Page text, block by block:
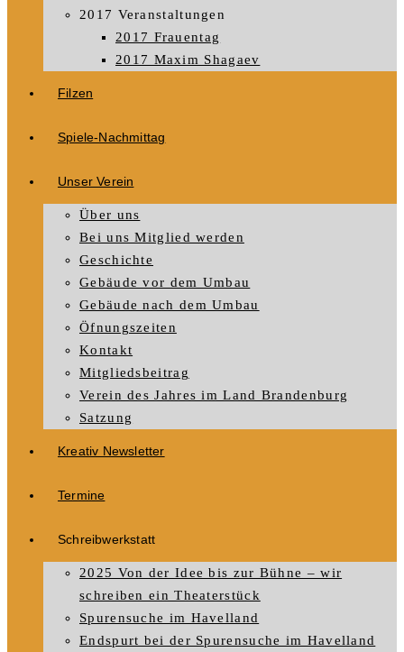
2017 Veranstaltungen
2017 Frauentag
2017 Maxim Shagaev
Filzen
Spiele-Nachmittag
Unser Verein
Über uns
Bei uns Mitglied werden
Geschichte
Gebäude vor dem Umbau
Gebäude nach dem Umbau
Öfnungszeiten
Kontakt
Mitgliedsbeitrag
Verein des Jahres im Land Brandenburg
Satzung
Kreativ Newsletter
Termine
Schreibwerkstatt
2025 Von der Idee bis zur Bühne – wir
schreiben ein Theaterstück
Spurensuche im Havelland
Endspurt bei der Spurensuche im Havelland